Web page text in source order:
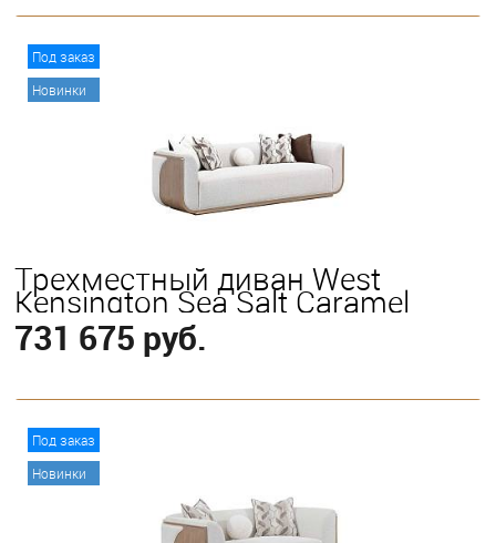
Под заказ
Новинки
Трехместный диван West
Kensington Sea Salt Caramel
731 675 руб.
Под заказ
Новинки